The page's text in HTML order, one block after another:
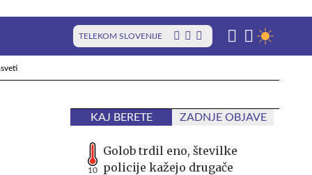
TELEKOM SLOVENIJE
KAJ BERETE ZADNJE OBJAVE
10
Golob trdil eno, številke
policije kažejo drugače